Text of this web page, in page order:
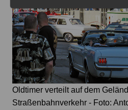
Oldtimer verteilt auf dem
Straßenbahnverkehr - Foto: